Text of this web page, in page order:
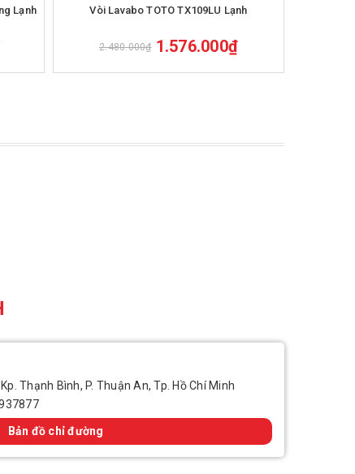
Lạnh Vòi Lavabo TOTO TX109LU Lạnh
2.480.000₫ 1.576.000₫
Thạnh Bình, P. Thuận An, Tp. Hồ Chí Minh
Bản đồ chỉ đường